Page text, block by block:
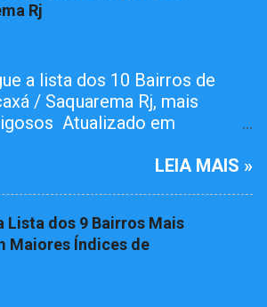
Rj
a lista dos 10 Bairros de
/ Saquarema Rj, mais
Atualizado em
essa semana, não esta na
agentes da 124º Dp,
várias incursões. Afim
O TRÁFICO DE DROGAS
LEIA MAIS »
Lista dos 9 Bairros Mais
Maiores Índices de